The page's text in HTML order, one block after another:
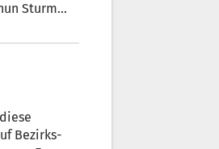
Sturm
Bezirks-